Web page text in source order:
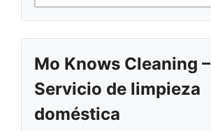
Mo Knows Cleaning –
Servicio de limpieza
doméstica